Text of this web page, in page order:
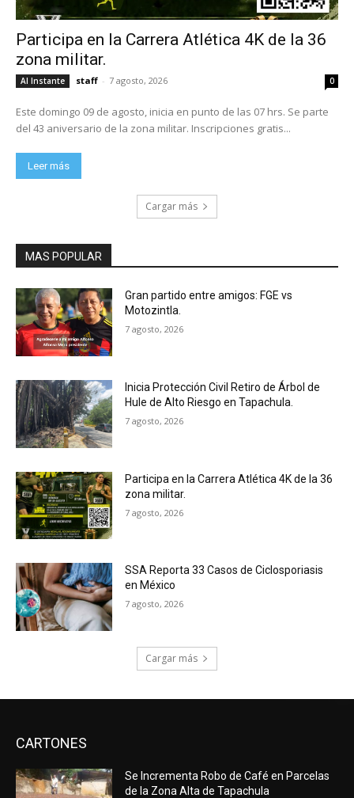
Participa en la Carrera Atlética 4K de la 36
zona militar.
Al Instante staff - 7 agosto, 2026 0
Este domingo 09 de agosto, inicia en punto de las 07 hrs. Se parte
del 43 aniversario de la zona militar. Inscripciones gratis...
Leer más
Cargar más
MAS POPULAR
Gran partido entre amigos: FGE vs
Motozintla.
7 agosto, 2026
Inicia Protección Civil Retiro de Árbol de
Hule de Alto Riesgo en Tapachula.
7 agosto, 2026
Participa en la Carrera Atlética 4K de la 36
zona militar.
7 agosto, 2026
SSA Reporta 33 Casos de Ciclosporiasis
en México
7 agosto, 2026
Cargar más
CARTONES
Se Incrementa Robo de Café en Parcelas
de la Zona Alta de Tapachula